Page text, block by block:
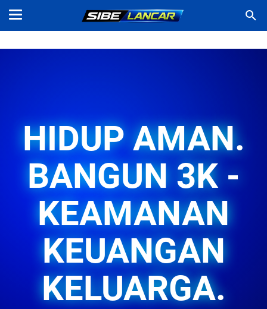
HIDUP AMAN.
BANGUN 3K -
KEAMANAN
KEUANGAN
KELUARGA.